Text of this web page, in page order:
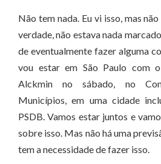
Não tem nada. Eu vi isso, mas
verdade, não estava nada
de eventualmente fazer alguma
vou estar em São Paulo com
Alckmin no sábado, no
Municípios, em uma cidade
PSDB. Vamos estar juntos e
sobre isso. Mas não há uma
tem a necessidade de fazer isso.